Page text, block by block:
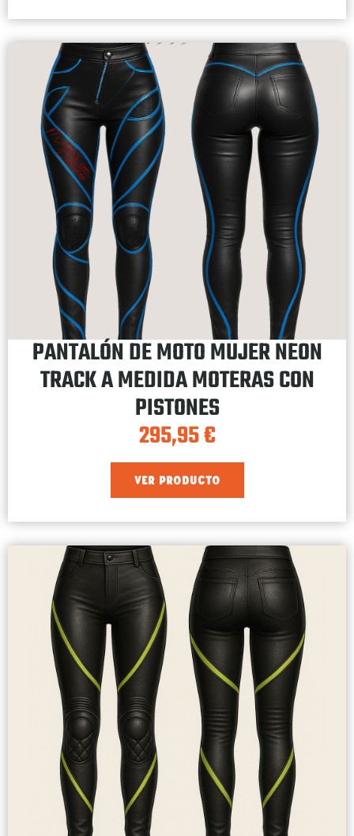
PANTALÓN DE MOTO MUJER NEON
TRACK A MEDIDA MOTERAS CON
PISTONES
295,95€
VER PRODUCTO